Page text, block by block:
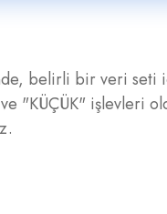
belirli bir veri seti
"KÜÇÜK" işlevleri